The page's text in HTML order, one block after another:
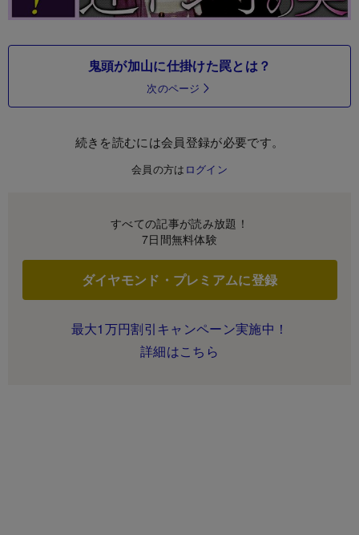
鬼頭が加山に仕掛けた罠とは？
次のページ
続きを読むには会員登録が必要です。
会員の方は ログイン
すべての記事が読み放題！
7日間無料体験
ダイヤモンド・プレミアムに登録
最大1万円割引キャンペーン実施中！
詳細はこちら